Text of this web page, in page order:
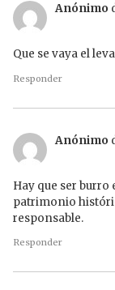
Anónimo
Que se vaya el
Responder
Anónimo
Hay que ser
patrimonio
responsable.
Responder